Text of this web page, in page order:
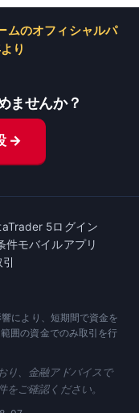
のオフィシャルパ
り
ませんか？
→
5ログイン
件モバイルアプリ
により、短期間で資金を
囲の資金でのみ取引を行
り、金融アドバイスで
ご確認ください。